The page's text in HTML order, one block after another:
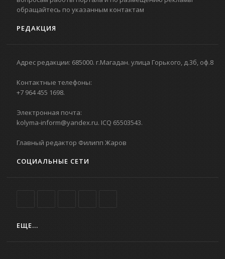
обращайтесь по указанным контактам
РЕДАКЦИЯ
Адрес редакции: 685000. г.Магадан. улица Горького, д.3б, оф.8
Контактные телефоны:
+7 964 455 1698.
Электронная почта:
kolyma-inform@yandex.ru. ICQ 65503543.
Главный редактор Филипп Жаров
СОЦИАЛЬНЫЕ СЕТИ
ЕЩЕ...